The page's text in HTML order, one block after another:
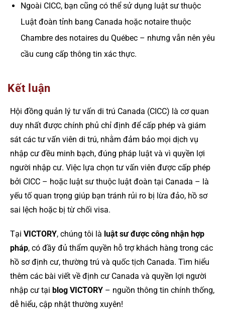
Ngoài CICC, bạn cũng có thể sử dụng luật sư thuộc
Luật đoàn tỉnh bang Canada hoặc notaire thuộc
Chambre des notaires du Québec – nhưng vẫn nên yêu
cầu cung cấp thông tin xác thực.
Kết luận
Hội đồng quản lý tư vấn di trú Canada (CICC) là cơ quan
duy nhất được chính phủ chỉ định để cấp phép và giám
sát các tư vấn viên di trú, nhằm đảm bảo mọi dịch vụ
nhập cư đều minh bạch, đúng pháp luật và vì quyền lợi
người nhập cư. Việc lựa chọn tư vấn viên được cấp phép
bởi CICC – hoặc luật sư thuộc luật đoàn tại Canada – là
yếu tố quan trọng giúp bạn tránh rủi ro bị lừa đảo, hồ sơ
sai lệch hoặc bị từ chối visa.
Tại VICTORY, chúng tôi là luật sư được công nhận hợp
pháp, có đầy đủ thẩm quyền hỗ trợ khách hàng trong các
hồ sơ định cư, thường trú và quốc tịch Canada. Tìm hiểu
thêm các bài viết về định cư Canada và quyền lợi người
nhập cư tại blog VICTORY – nguồn thông tin chính thống,
dễ hiểu, cập nhật thường xuyên!